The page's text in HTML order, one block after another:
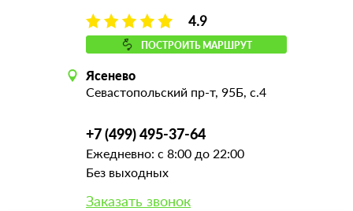
4.9
ПОСТРОИТЬ МАРШРУТ
Ясенево
Севастопольский пр-т, 95Б, с.4
+7 (499) 495-37-64
Ежедневно: с 8:00 до 22:00
Без выходных
Заказать звонок